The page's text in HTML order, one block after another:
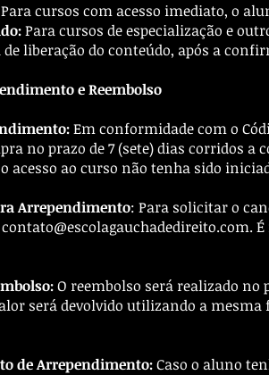
Para cursos com acesso imediato, o
Para cursos de especialização e
liberação do conteúdo, após a
e Reembolso
Em conformidade com o
no prazo de 7 (sete) dias corridos
acesso ao curso não tenha sido
Arrependimento: Para solicitar o
contato@escolagauchadedireito.com.
O reembolso será realizado
será devolvido utilizando a
de Arrependimento:Caso o aluno